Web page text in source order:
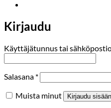
Kirjaudu
Käyttäjätunnus tai
Salasana *Vaaditaan
Muista minut Kirjaudu sisään